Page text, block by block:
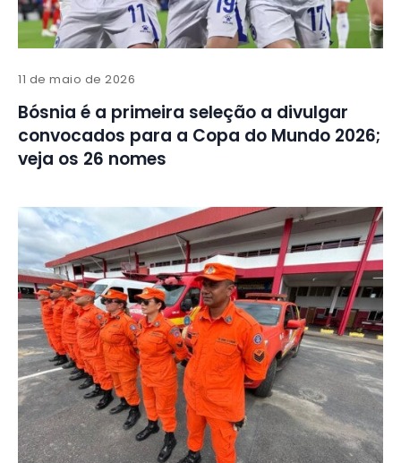
11 de maio de 2026
Bósnia é a primeira seleção a divulgar
convocados para a Copa do Mundo 2026;
veja os 26 nomes